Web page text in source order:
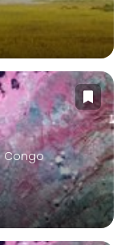
Congo